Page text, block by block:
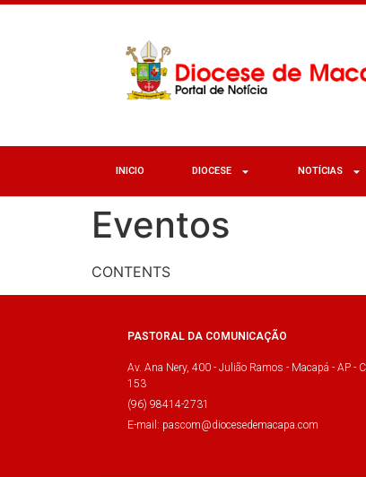
INICIO DIOCESE NOTÍCIAS
Eventos
CONTENTS
PASTORAL DA COMUNICAÇÃO
Av. Ana Nery, 400 - Julião Ramos - Macapá - AP -
153
(96) 98414-2731
E-mail: pascom@diocesedemacapa.com